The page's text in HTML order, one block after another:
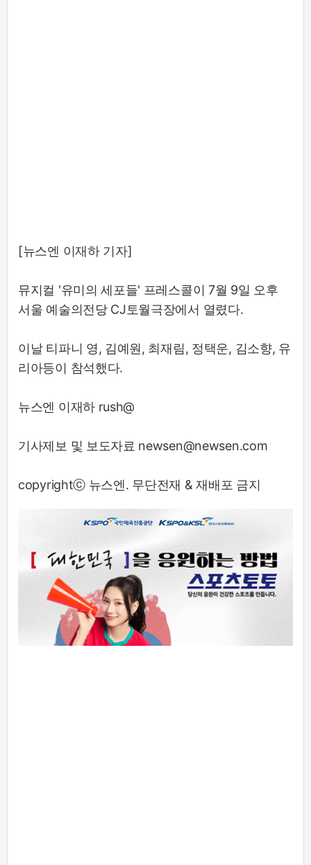
[뉴스엔 이재하 기자]
뮤지컬 '유미의 세포들' 프레스콜이 7월 9일 오후
서울 예술의전당 CJ토월극장에서 열렸다.
이날 티파니 영, 김예원, 최재림, 정택운, 김소향, 유
리아등이 참석했다.
뉴스엔 이재하 rush@
기사제보 및 보도자료 newsen@newsen.com
copyrightⓒ 뉴스엔. 무단전재 & 재배포 금지